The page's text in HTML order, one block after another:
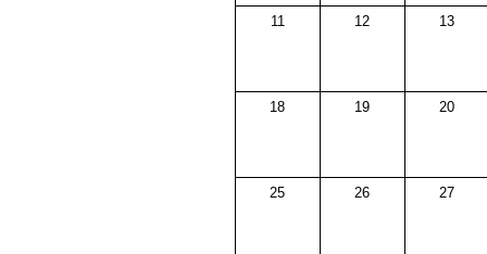
11 12 13
18 19 20
25 26 27